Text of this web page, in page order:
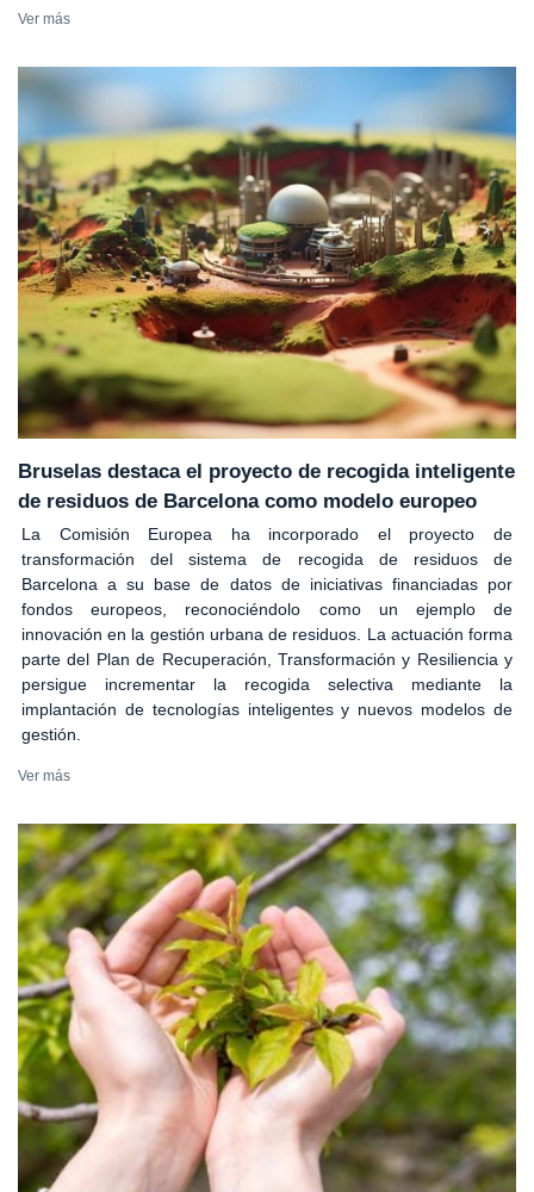
Ver más
Bruselas destaca el proyecto de recogida inteligente
de residuos de Barcelona como modelo europeo
La Comisión Europea ha incorporado el proyecto de
transformación del sistema de recogida de residuos de
Barcelona a su base de datos de iniciativas financiadas por
fondos europeos, reconociéndolo como un ejemplo de
innovación en la gestión urbana de residuos. La actuación forma
parte del Plan de Recuperación, Transformación y Resiliencia y
persigue incrementar la recogida selectiva mediante la
implantación de tecnologías inteligentes y nuevos modelos de
gestión.
Ver más